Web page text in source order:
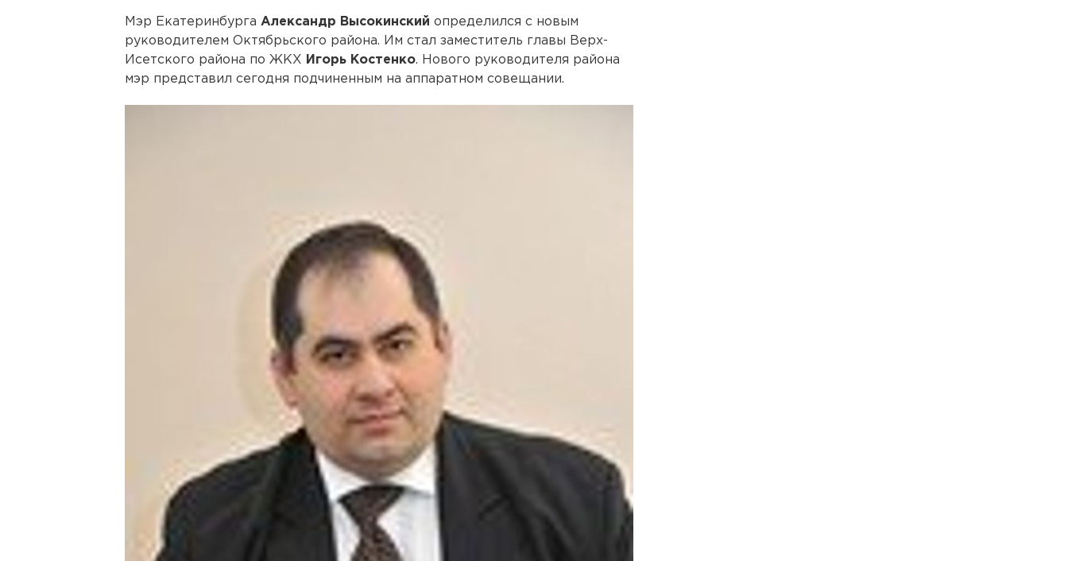
Мэр Екатеринбурга Александр Высокинский определился с новым
руководителем Октябрьского района. Им стал заместитель главы Верх-
Исетского района по ЖКХ
Игорь Костенко. Нового руководителя района
мэр представил сегодня подчиненным на аппаратном совещании.